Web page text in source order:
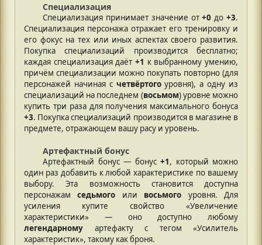
Специализация
Специализация принимает значение от+0 до+3.
Специализация персонажа отражает его тренировку и
его фокус на тех или иных аспектах своего развития.
Покупка специализаций производится бесплатно;
каждая специализация даёт +1 к выбранному умению,
причём специализации можно покупать повторно (для
персонажей начиная с четвёртогоуровня), а одну из
специализаций на последнем (восьмом) уровне можно
купить три раза для получения максимального бонуса
+3. Покупка специализаций производится в магазине в
предмете, отражающем вашу расу и уровень.
Артефактный бонус
Артефактный бонус — бонус +1, который можно
один раз добавить к любой характеристике по вашему
выбору. Эта возможность становится доступна
персонажамседьмого или восьмого уровня. Для
усиления купите свойство «Увеличение
характеристики» — оно доступно любому
легендарному артефакту с тегом «Усилитель
характеристик», такому как броня.